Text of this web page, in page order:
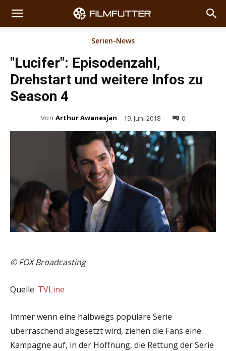
Serien-News
"Lucifer": Episodenzahl,
Drehstart und weitere Infos zu
Season 4
Von Arthur Awanesjan 19. Juni 2018 0
© FOX Broadcasting
Quelle: TVLine
Immer wenn eine halbwegs populäre Serie
überraschend abgesetzt wird, ziehen die Fans eine
Kampagne auf, in der Hoffnung, die Rettung der Serie